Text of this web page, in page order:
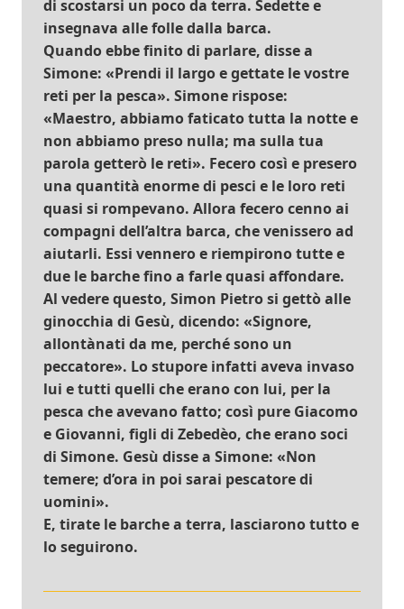
di scostarsi un poco da terra. Sedette e
insegnava alle folle dalla barca.
Quando ebbe finito di parlare, disse a
Simone: «Prendi il largo e gettate le vostre
reti per la pesca». Simone rispose:
«Maestro, abbiamo faticato tutta la notte e
non abbiamo preso nulla; ma sulla tua
parola getterò le reti». Fecero così e presero
una quantità enorme di pesci e le loro reti
quasi si rompevano. Allora fecero cenno ai
compagni dell’altra barca, che venissero ad
aiutarli. Essi vennero e riempirono tutte e
due le barche fino a farle quasi affondare.
Al vedere questo, Simon Pietro si gettò alle
ginocchia di Gesù, dicendo: «Signore,
allontànati da me, perché sono un
peccatore». Lo stupore infatti aveva invaso
lui e tutti quelli che erano con lui, per la
pesca che avevano fatto; così pure Giacomo
e Giovanni, figli di Zebedèo, che erano soci
di Simone. Gesù disse a Simone: «Non
temere; d’ora in poi sarai pescatore di
uomini».
E, tirate le barche a terra, lasciarono tutto e
lo seguirono.